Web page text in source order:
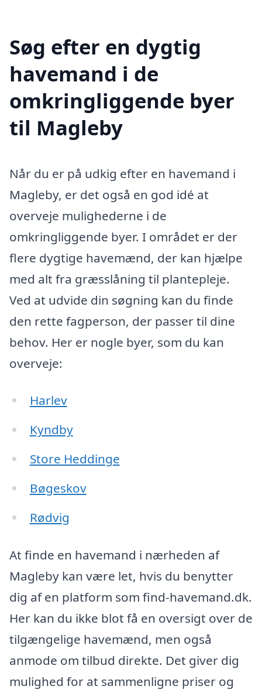
Søg efter en dygtig
havemand i de
omkringliggende byer
til Magleby
Når du er på udkig efter en havemand i
Magleby, er det også en god idé at
overveje mulighederne i de
omkringliggende byer. I området er der
flere dygtige havemænd, der kan hjælpe
med alt fra græsslåning til plantepleje.
Ved at udvide din søgning kan du finde
den rette fagperson, der passer til dine
behov. Her er nogle byer, som du kan
overveje:
Harlev
Kyndby
Store Heddinge
Bøgeskov
Rødvig
At finde en havemand i nærheden af
Magleby kan være let, hvis du benytter
dig af en platform som find-havemand.dk.
Her kan du ikke blot få en oversigt over de
tilgængelige havemænd, men også
anmode om tilbud direkte. Det giver dig
mulighed for at sammenligne priser og